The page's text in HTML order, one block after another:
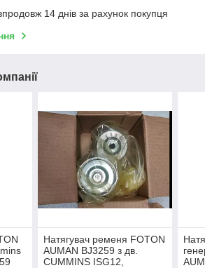
14 днів за рахунок покупця
Натягувач ременя FOTON
AUMAN BJ3259 з дв.
CUMMINS ISG12,